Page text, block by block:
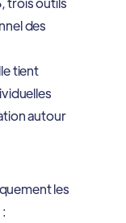
des
tient
autour
les